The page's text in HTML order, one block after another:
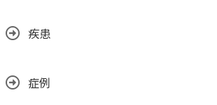
疾患
症例